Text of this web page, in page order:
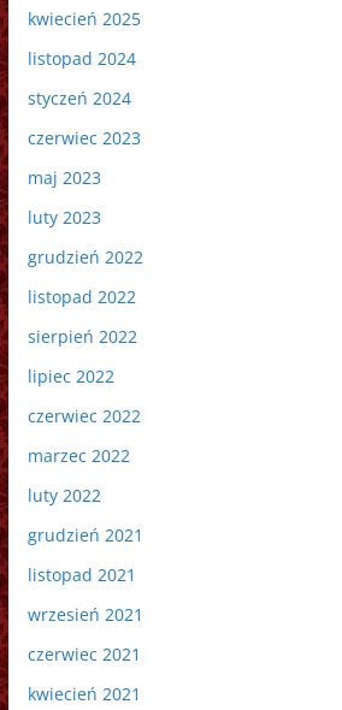
kwiecień 2025
listopad 2024
styczeń 2024
czerwiec 2023
maj 2023
luty 2023
grudzień 2022
listopad 2022
sierpień 2022
lipiec 2022
czerwiec 2022
marzec 2022
luty 2022
grudzień 2021
listopad 2021
wrzesień 2021
czerwiec 2021
kwiecień 2021